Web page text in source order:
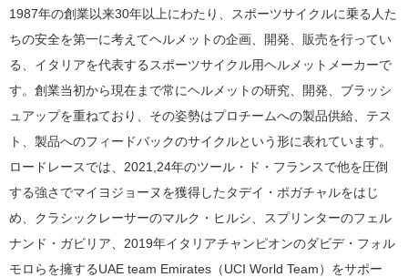
1987年の創業以来30年以上にわたり、スポーツサイクルに乗る人た
ちの安全を第一に考えてヘルメットの企画、開発、販売を行ってい
る、イタリアを代表するスポーツサイクル用ヘルメットメーカーで
す。創業当初から現在まで常にヘルメットの研究、開発、ブラッシ
ュアップを重ねており、その姿勢はプロチームへの製品供給、テス
ト、製品へのフィードバックのサイクルという形に表れています。
ロードレースでは、2021,24年のツール・ド・フランスで他を圧倒
する強さでマイヨジョーヌを獲得したタデイ・ポガチャルをはじ
め、クラシックレーサーのマルク・ヒルシ、スプリンターのフェル
ナンド・ガビリア、2019年イタリアチャンピオンのダビデ・フォル
モロらを擁するUAE team Emirates（UCI World Team）をサポー